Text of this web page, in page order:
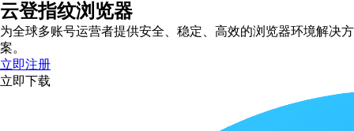
云登指纹浏览器
为全球多账号运营者提供安全、稳定、高效的浏览器环境解决方
案。
立即注册
立即下载